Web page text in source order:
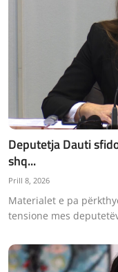
Deputetja Dauti
shq...
Prill 8, 2026
Materialet e pa
tensione mes